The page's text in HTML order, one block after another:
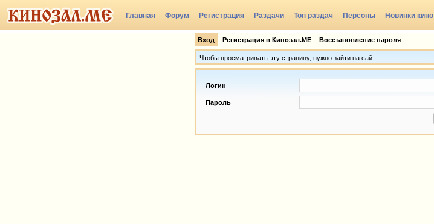
Главная Форум Регистрация Раздачи Топ раздач Персоны Новинки кино
Вход Регистрация в Кинозал.МЕ Восстановление пароля
Чтобы просматривать эту страницу, нужно зайти на сайт
Логин
Пароль